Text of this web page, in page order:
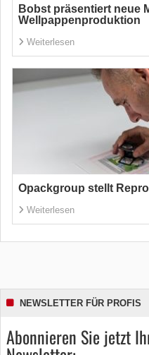
Bobst präsentiert neue
Wellpappenproduktion
Weiterlesen
Opackgroup stellt
Weiterlesen
NEWSLETTER FÜR PROFIS
Abonnieren Sie jetzt